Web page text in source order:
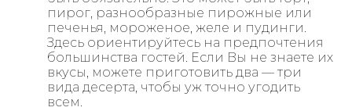
пирог, разнообразные пирожные или
печенья, мороженое, желе и пудинги.
Здесь ориентируйтесь на предпочтения
большинства гостей. Если Вы не знаете их
вкусы, можете приготовить два — три
вида десерта, чтобы уж точно угодить
всем.